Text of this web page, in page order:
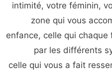
intimité, votre féminin,
zone qui vous
enfance, celle qui
par les différents
celle qui vous a fait